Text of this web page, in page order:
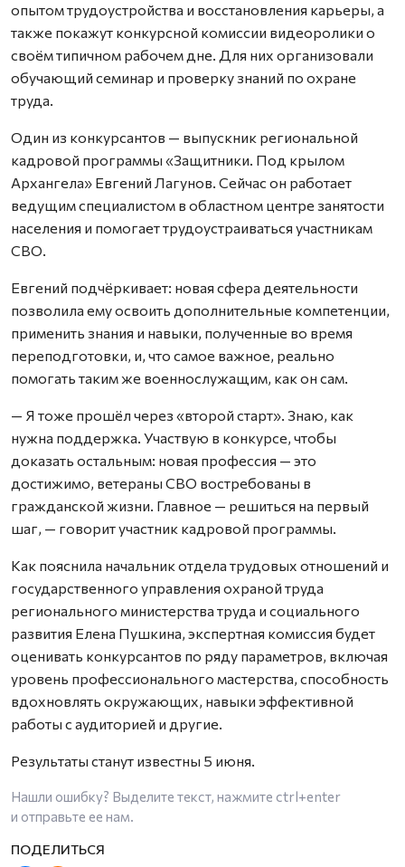
опытом трудоустройства и восстановления карьеры, а
также покажут конкурсной комиссии видеоролики о
своём типичном рабочем дне. Для них организовали
обучающий семинар и проверку знаний по охране
труда.
Один из конкурсантов — выпускник региональной
кадровой программы «Защитники. Под крылом
Архангела» Евгений Лагунов. Сейчас он работает
ведущим специалистом в областном центре занятости
населения и помогает трудоустраиваться участникам
СВО.
Евгений подчёркивает: новая сфера деятельности
позволила ему освоить дополнительные компетенции,
применить знания и навыки, полученные во время
переподготовки, и, что самое важное, реально
помогать таким же военнослужащим, как он сам.
— Я тоже прошёл через «второй старт». Знаю, как
нужна поддержка. Участвую в конкурсе, чтобы
доказать остальным: новая профессия — это
достижимо, ветераны СВО востребованы в
гражданской жизни. Главное — решиться на первый
шаг, — говорит участник кадровой программы.
Как пояснила начальник отдела трудовых отношений и
государственного управления охраной труда
регионального министерства труда и социального
развития Елена Пушкина, экспертная комиссия будет
оценивать конкурсантов по ряду параметров, включая
уровень профессионального мастерства, способность
вдохновлять окружающих, навыки эффективной
работы с аудиторией и другие.
Результаты станут известны 5 июня.
Нашли ошибку? Выделите текст, нажмите ctrl+enter
и отправьте ее нам.